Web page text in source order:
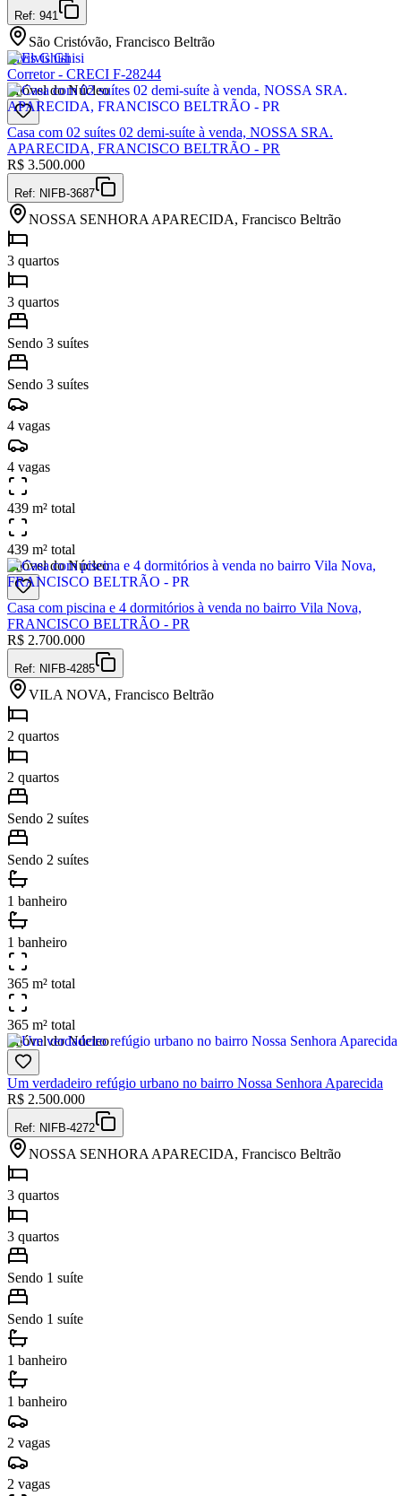
Ref: 941
São Cristóvão, Francisco Beltrão
Elvis Ghisi
Corretor - CRECI F-28244
Imóvel do Núcleo
Casa com 02 suítes 02 demi-suíte à venda, NOSSA SRA.
APARECIDA, FRANCISCO BELTRÃO - PR
R$ 3.500.000
Ref: NIFB-3687
NOSSA SENHORA APARECIDA, Francisco Beltrão
3 quartos
3 quartos
Sendo 3 suítes
Sendo 3 suítes
4 vagas
4 vagas
439 m² total
439 m² total
Imóvel do Núcleo
Casa com piscina e 4 dormitórios à venda no bairro Vila Nova,
FRANCISCO BELTRÃO - PR
R$ 2.700.000
Ref: NIFB-4285
VILA NOVA, Francisco Beltrão
2 quartos
2 quartos
Sendo 2 suítes
Sendo 2 suítes
1 banheiro
1 banheiro
365 m² total
365 m² total
Imóvel do Núcleo
Um verdadeiro refúgio urbano no bairro Nossa Senhora Aparecida
R$ 2.500.000
Ref: NIFB-4272
NOSSA SENHORA APARECIDA, Francisco Beltrão
3 quartos
3 quartos
Sendo 1 suíte
Sendo 1 suíte
1 banheiro
1 banheiro
2 vagas
2 vagas